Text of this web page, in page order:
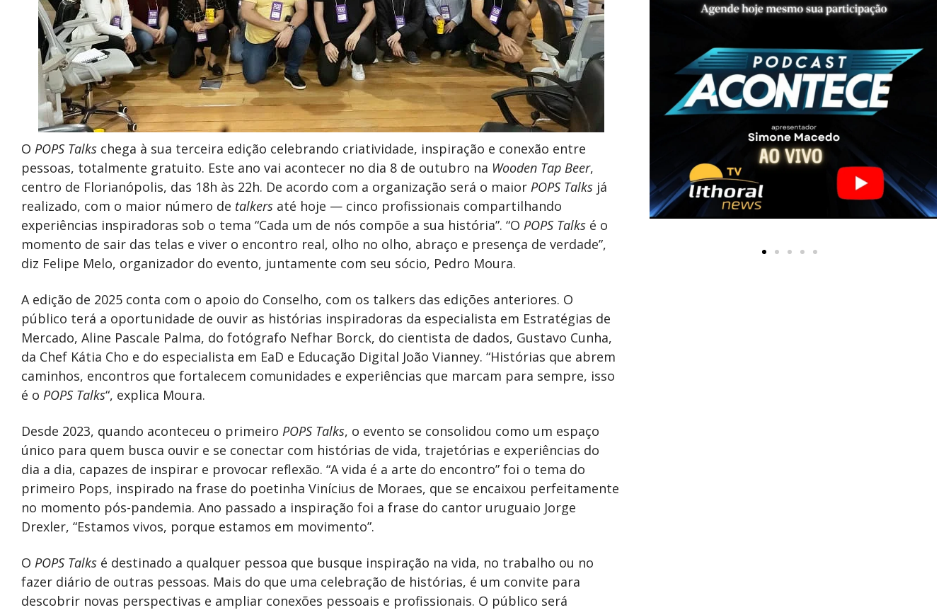
O POPS Talks chega à sua terceira edição celebrando criatividade, inspiração e conexão entre
pessoas, totalmente gratuito. Este ano vai acontecer no dia 8 de outubro na Wooden Tap Beer,
centro de Florianópolis, das 18h às 22h. De acordo com a organização será o maior POPS Talks já
realizado, com o maior número de talkers até hoje — cinco profissionais compartilhando
experiências inspiradoras sob o tema “Cada um de nós compõe a sua história”. “O POPS Talks é o
momento de sair das telas e viver o encontro real, olho no olho, abraço e presença de verdade”,
diz Felipe Melo, organizador do evento, juntamente com seu sócio, Pedro Moura.
A edição de 2025 conta com o apoio do Conselho, com os talkers das edições anteriores. O
público terá a oportunidade de ouvir as histórias inspiradoras da especialista em Estratégias de
Mercado, Aline Pascale Palma, do fotógrafo Nefhar Borck, do cientista de dados, Gustavo Cunha,
da Chef Kátia Cho e do especialista em EaD e Educação Digital João Vianney. “Histórias que abrem
caminhos, encontros que fortalecem comunidades e experiências que marcam para sempre, isso
é o POPS Talks“, explica Moura.
Desde 2023, quando aconteceu o primeiro POPS Talks, o evento se consolidou como um espaço
único para quem busca ouvir e se conectar com histórias de vida, trajetórias e experiências do
dia a dia, capazes de inspirar e provocar reflexão. “A vida é a arte do encontro” foi o tema do
primeiro Pops, inspirado na frase do poetinha Vinícius de Moraes, que se encaixou perfeitamente
no momento pós-pandemia. Ano passado a inspiração foi a frase do cantor uruguaio Jorge
Drexler, “Estamos vivos, porque estamos em movimento”.
O POPS Talks é destinado a qualquer pessoa que busque inspiração na vida, no trabalho ou no
fazer diário de outras pessoas. Mais do que uma celebração de histórias, é um convite para
descobrir novas perspectivas e ampliar conexões pessoais e profissionais. O público será